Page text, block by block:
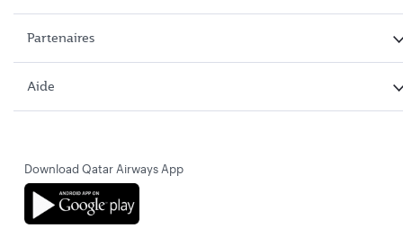
Partenaires
Aide
Download Qatar Airways App